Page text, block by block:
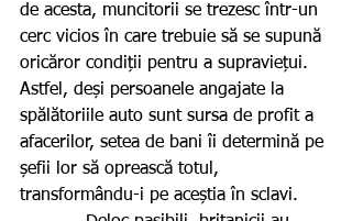
de acesta, muncitorii se trezesc într-un
cerc vicios în care trebuie să se supună
oricăror condiții pentru a supraviețui.
Astfel, deși persoanele angajate la
spălătoriile auto sunt sursa de profit a
afacerilor, setea de bani îi determină pe
șefii lor să oprească totul,
transformându-i pe aceștia în sclavi.